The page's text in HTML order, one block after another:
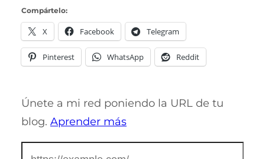
Compártelo:
X Facebook Telegram
Pinterest WhatsApp Reddit
Únete a mi red poniendo la URL de tu
blog. Aprender más